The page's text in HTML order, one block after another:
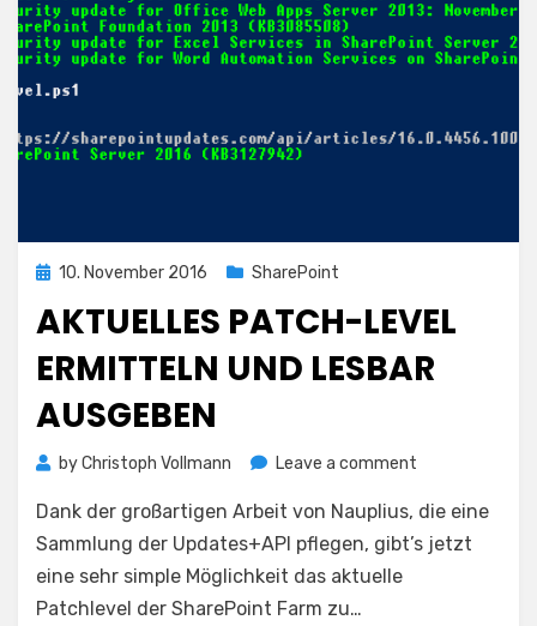
Posted
10. November 2016 SharePoint
AKTUELLES PATCH-LEVEL
ERMITTELN UND LESBAR
AUSGEBEN
byChristoph Vollmann Leave a comment
Patch-
Level
Dank der großartigen Arbeit von Nauplius, die eine
Sammlung der Updates+API pflegen, gibt’s jetzt
eine sehr simple Möglichkeit das aktuelle
Patchlevel der SharePoint Farm zu…